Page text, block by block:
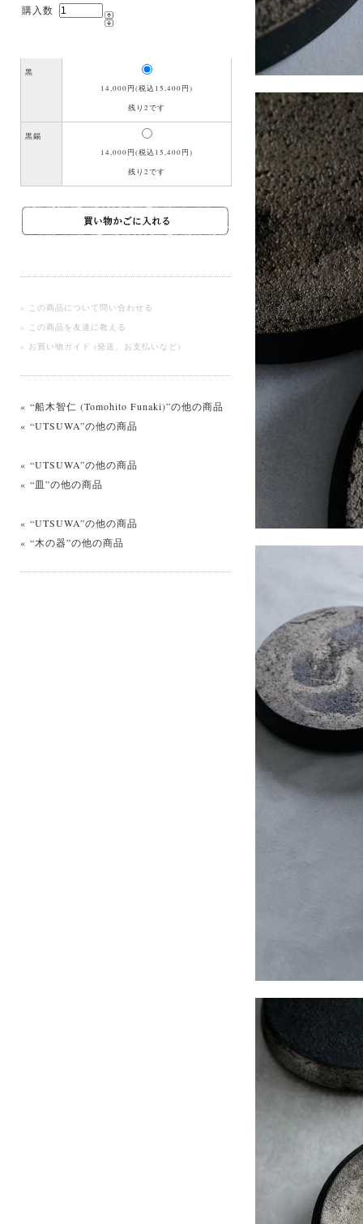
購入数
黒
14,000円(税込15,400円)
残り2です
黒錫
14,000円(税込15,400円)
残り2です
» この商品について問い合わせる
» この商品を友達に教える
» お買い物ガイド (発送、お支払いなど)
« “船木智仁 (Tomohito Funaki)”の他の商品
« “UTSUWA”の他の商品
« “UTSUWA”の他の商品
« “皿”の他の商品
« “UTSUWA”の他の商品
« “木の器”の他の商品